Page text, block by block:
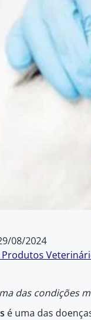
08/2024
das condições
é uma das